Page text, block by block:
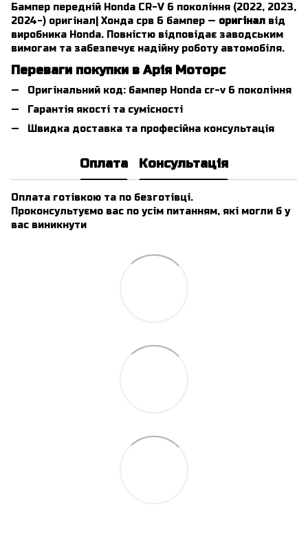
Бампер передній Honda CR-V 6 покоління (2022, 2023,
2024-) оригінал| Хонда срв 6 бампер — оригінал від
виробника Honda. Повністю відповідає заводським
вимогам та забезпечує надійну роботу автомобіля.
Переваги покупки в Арія Моторс
Оригінальний код: бампер Honda cr-v 6 покоління
Гарантія якості та сумісності
Швидка доставка та професійна консультація
Оплата Консультація
Оплата готівкою та по безготівці.
Проконсультуємо вас по усім питанням, які могли б у
вас виникнути